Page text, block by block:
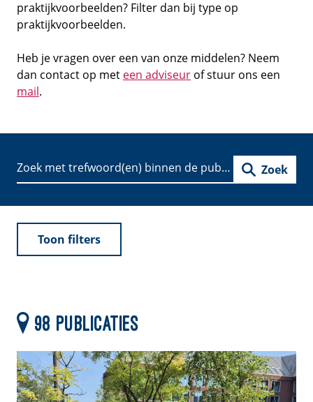
praktijkvoorbeelden? Filter dan bij type op
praktijkvoorbeelden.
Heb je vragen over een van onze middelen? Neem
dan contact op met een adviseur of stuur ons een
mail.
Zoek
Toon filters
98 publicaties